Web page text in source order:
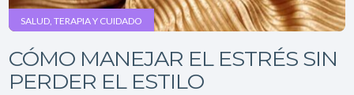
SALUD, TERAPIA Y CUIDADO
CÓMO MANEJAR EL ESTRÉS SIN
PERDER EL ESTILO